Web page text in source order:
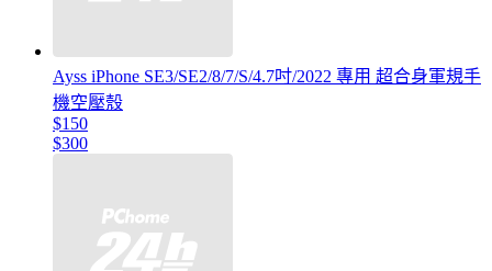
Ayss iPhone SE3/SE2/8/7/S/4.7吋/2022 專用 超合身軍規手
機空壓殼
$150
$300